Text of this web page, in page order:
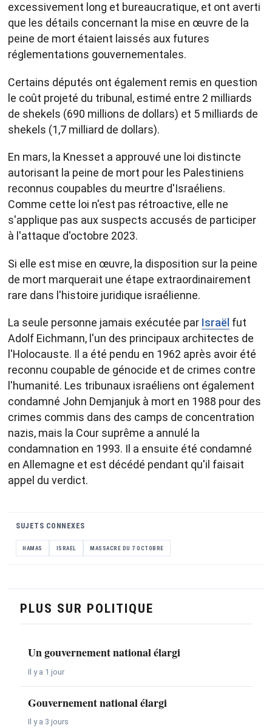
excessivement long et bureaucratique, et ont averti
que les détails concernant la mise en œuvre de la
peine de mort étaient laissés aux futures
réglementations gouvernementales.
Certains députés ont également remis en question
le coût projeté du tribunal, estimé entre 2 milliards
de shekels (690 millions de dollars) et 5 milliards de
shekels (1,7 milliard de dollars).
En mars, la Knesset a approuvé une loi distincte
autorisant la peine de mort pour les Palestiniens
reconnus coupables du meurtre d'Israéliens.
Comme cette loi n'est pas rétroactive, elle ne
s'applique pas aux suspects accusés de participer
à l'attaque d'octobre 2023.
Si elle est mise en œuvre, la disposition sur la peine
de mort marquerait une étape extraordinairement
rare dans l'histoire juridique israélienne.
La seule personne jamais exécutée par Israël fut
Adolf Eichmann, l'un des principaux architectes de
l'Holocauste. Il a été pendu en 1962 après avoir été
reconnu coupable de génocide et de crimes contre
l'humanité. Les tribunaux israéliens ont également
condamné John Demjanjuk à mort en 1988 pour des
crimes commis dans des camps de concentration
nazis, mais la Cour suprême a annulé la
condamnation en 1993. Il a ensuite été condamné
en Allemagne et est décédé pendant qu'il faisait
appel du verdict.
SUJETS CONNEXES
HAMAS ISRAEL MASSACRE DU 7 OCTOBRE
PLUS SUR POLITIQUE
Un gouvernement national élargi
Il y a 1 jour
Gouvernement national élargi
Il y a 3 jours